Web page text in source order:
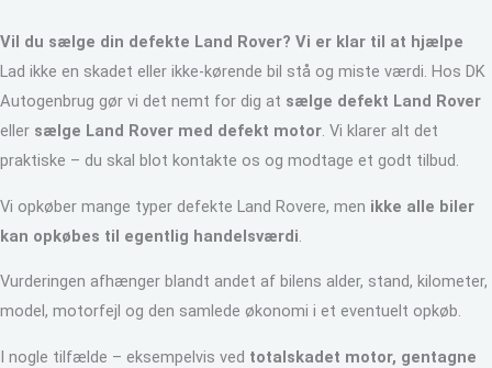
Vil du sælge din defekte Land Rover? Vi er klar til at hjælpe
Lad ikke en skadet eller ikke-kørende bil stå og miste værdi. Hos DK
Autogenbrug gør vi det nemt for dig at sælge defekt Land Rover
eller sælge Land Rover med defekt motor. Vi klarer alt det
praktiske – du skal blot kontakte os og modtage et godt tilbud.
Vi opkøber mange typer defekte Land Rovere, men ikke alle biler
kan opkøbes til egentlig handelsværdi.
Vurderingen afhænger blandt andet af bilens alder, stand, kilometer,
model, motorfejl og den samlede økonomi i et eventuelt opkøb.
I nogle tilfælde – eksempelvis ved totalskadet motor, gentagne